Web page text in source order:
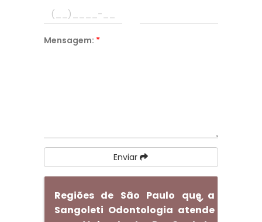
Mensagem: *
Enviar
Regiões de São Paulo que a
Sangoleti Odontologia atende